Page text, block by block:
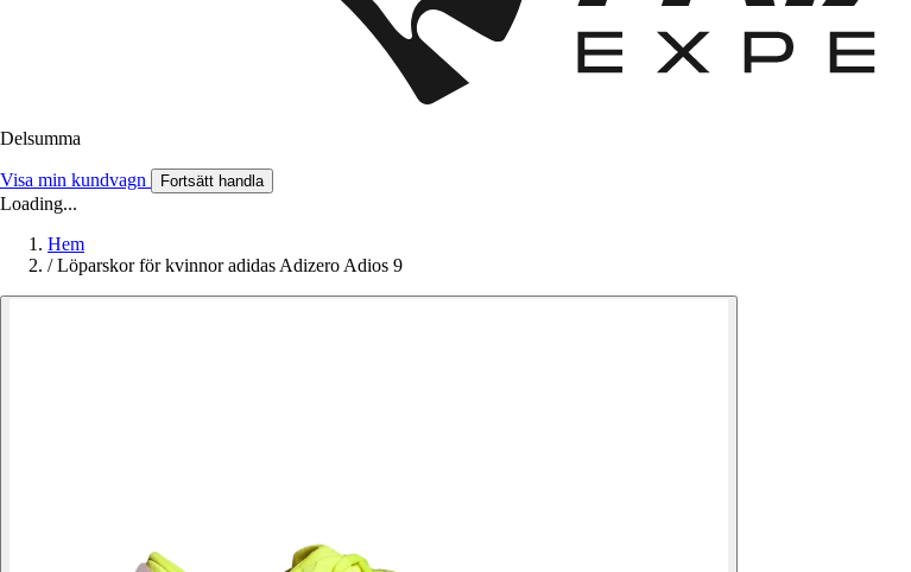
Delsumma
Visa min kundvagn Fortsätt handla
Loading...
Hem
/ Löparskor för kvinnor adidas Adizero Adios 9